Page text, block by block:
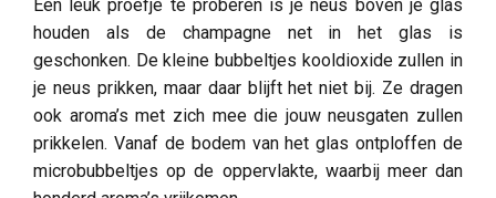
Een leuk proefje te proberen is je neus boven je glas
houden als de champagne net in het glas is
geschonken. De kleine bubbeltjes kooldioxide zullen in
je neus prikken, maar daar blijft het niet bij. Ze dragen
ook aroma’s met zich mee die jouw neusgaten zullen
prikkelen. Vanaf de bodem van het glas ontploffen de
microbubbeltjes op de oppervlakte, waarbij meer dan